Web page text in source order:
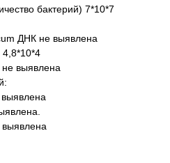
бактерий) 7*10*7
ДНК не выявлена
выявлена